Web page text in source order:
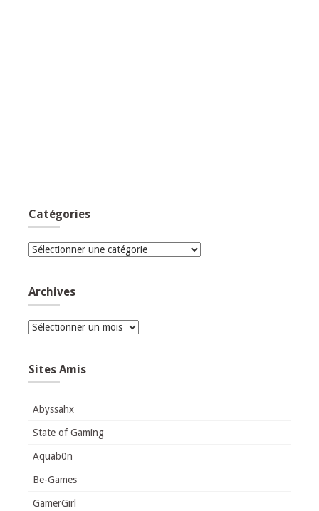
Catégories
Catégories
Archives
Archives
Sites Amis
Abyssahx
State of Gaming
Aquab0n
Be-Games
GamerGirl